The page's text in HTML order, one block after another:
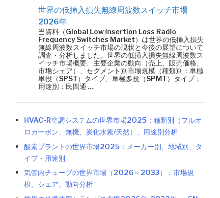
世界の低挿入損失無線周波数スイッチ市場
2026年
当資料（Global Low Insertion Loss Radio
Frequency Switches Market）は世界の低挿入損失
無線周波数スイッチ市場の現状と今後の展望について
調査・分析しました。世界の低挿入損失無線周波数ス
イッチ市場概要、主要企業の動向（売上、販売価格、
市場シェア）、セグメント別市場規模（種類別：単極
単投（SPST）タイプ、単極多投（SPMT）タイプ；
用途別：民間通 …
HVAC-R空調システムの世界市場2025：種類別（フルオ
ロカーボン、無機、炭化水素/天然）、用途別分析
酸素プラントの世界市場2025：メーカー別、地域別、タ
イプ・用途別
気管内チューブの世界市場（2026～2033）：市場規
模、シェア、動向分析